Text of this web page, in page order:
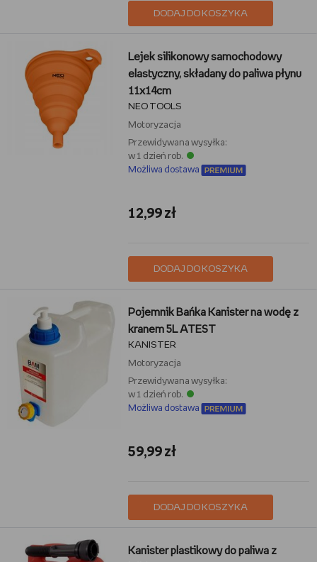
DODAJ DO KOSZYKA
Lejek silikonowy samochodowy
elastyczny, składany do paliwa płynu
11x14cm
NEO TOOLS
Motoryzacja
Przewidywana wysyłka:
w 1 dzień rob.
Możliwa dostawa
12,99 zł
DODAJ DO KOSZYKA
Pojemnik Bańka Kanister na wodę z
kranem 5L ATEST
KANISTER
Motoryzacja
Przewidywana wysyłka:
w 1 dzień rob.
Możliwa dostawa
59,99 zł
DODAJ DO KOSZYKA
Kanister plastikowy do paliwa z